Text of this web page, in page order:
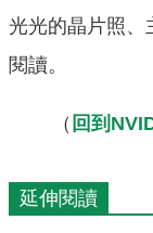
光光的晶片照、
閱讀。
（ 回到
延伸閱讀